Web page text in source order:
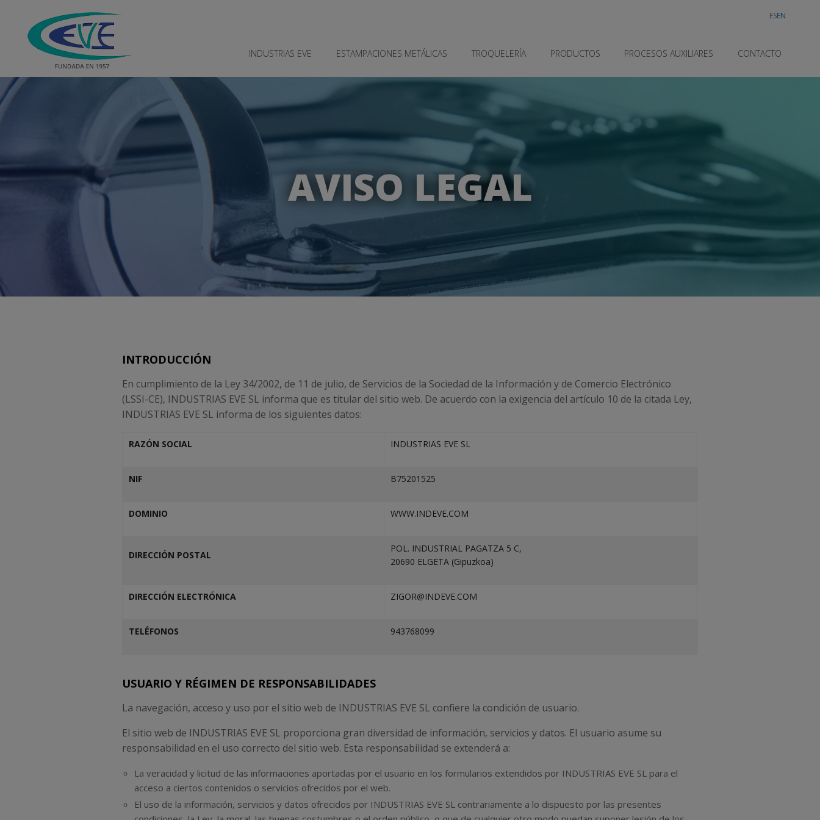
ESEN
INDUSTRIAS EVE ESTAMPACIONES METÁLICAS TROQUELERÍA PRODUCTOS PROCESOS AUXILIARES CONTACTO
AVISO LEGAL
INTRODUCCIÓN
En cumplimiento de la Ley 34/2002, de 11 de julio, de Servicios de la Sociedad de la Información y de Comercio Electrónico
(LSSI-CE), INDUSTRIAS EVE SL informa que es titular del sitio web. De acuerdo con la exigencia del artículo 10 de la citada Ley,
INDUSTRIAS EVE SL informa de los siguientes datos:
RAZÓN SOCIAL INDUSTRIAS EVE SL
NIF B75201525
DOMINIO WWW.INDEVE.COM
DIRECCIÓN POSTAL
POL. INDUSTRIAL PAGATZA 5 C,
20690 ELGETA (Gipuzkoa)
DIRECCIÓN ELECTRÓNICA ZIGOR@INDEVE.COM
TELÉFONOS 943768099
USUARIO Y RÉGIMEN DE RESPONSABILIDADES
La navegación, acceso y uso por el sitio web de INDUSTRIAS EVE SL confiere la condición de usuario.
El sitio web de INDUSTRIAS EVE SL proporciona gran diversidad de información, servicios y datos. El usuario asume su
responsabilidad en el uso correcto del sitio web. Esta responsabilidad se extenderá a:
La veracidad y licitud de las informaciones aportadas por el usuario en los formularios extendidos por INDUSTRIAS EVE SL para el
acceso a ciertos contenidos o servicios ofrecidos por el web.
El uso de la información, servicios y datos ofrecidos por INDUSTRIAS EVE SL contrariamente a lo dispuesto por las presentes